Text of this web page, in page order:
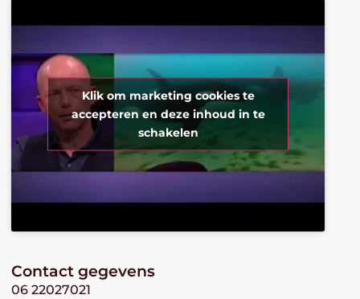
Klik om marketing cookies te
accepteren en deze inhoud in te
schakelen
Contact gegevens
06 22027021